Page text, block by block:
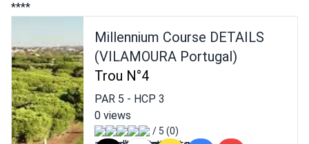
****
Millennium Course DETAILS
(VILAMOURA Portugal)
Trou N°4
PAR 5 - HCP 3
0 views
/ 5 (0)